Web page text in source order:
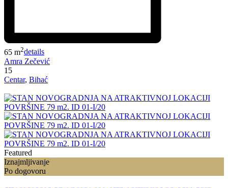
65 m2details
Amra Zečević
15
Centar, Bihać
Featured
Iznajmljivanje
Po dogovoru